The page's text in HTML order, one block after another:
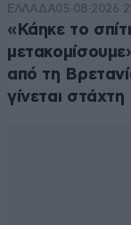
ΕΛΛΑΔΑ05·08·2026
«Κάηκε το
από τη
γίνεται στάχτη